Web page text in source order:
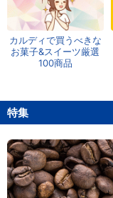
カルディで買うべきな
お菓子&スイーツ厳選
100商品
特集